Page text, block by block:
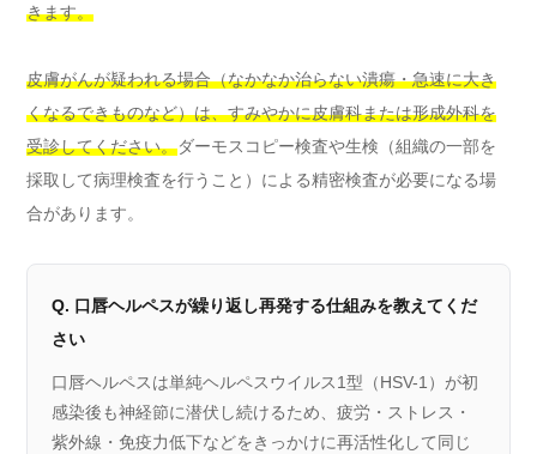
きます。
皮膚がんが疑われる場合（なかなか治らない潰瘍・急速に大き
くなるできものなど）は、すみやかに皮膚科または形成外科を
受診してください。ダーモスコピー検査や生検（組織の一部を
採取して病理検査を行うこと）による精密検査が必要になる場
合があります。
Q. 口唇ヘルペスが繰り返し再発する仕組みを教えてくだ
さい
口唇ヘルペスは単純ヘルペスウイルス1型（HSV-1）が初
感染後も神経節に潜伏し続けるため、疲労・ストレス・
紫外線・免疫力低下などをきっかけに再活性化して同じ